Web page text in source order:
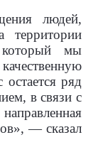
людей,
территории
мы
ряд
в связи с
— сказал